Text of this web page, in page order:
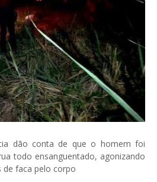
dão conta de que o homem foi
todo ensanguentado, agonizando
de faca pelo corpo